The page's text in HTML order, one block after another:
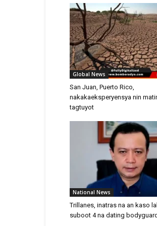
Global News
San Juan, Puerto Rico,
nakakaeksperyensya nin
tagtuyot
National News
Trillanes, inatras na an kaso
suboot 4 na dating